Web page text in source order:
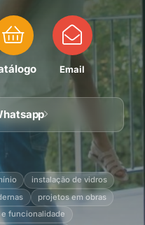
Email
instalação de vidros
projetos em obras
funcionalidade